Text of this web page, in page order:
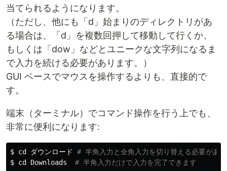
当てられるようになります。
（ただし、他にも「d」始まりのディレクトリがあ
る場合は、「d」を複数回押して移動して行くか、
もしくは「dow」などとユニークな文字列になるま
で入力を続ける必要があります。）
GUI ベースでマウスを操作するよりも、直接的で
す。
端末（ターミナル）でコマンド操作を行う上でも、
非常に便利になります:
$ cd ダウンロード # 半角入力と全角入力を切り替える必要があ
$ cd Downloads # 半角入力だけで入力を完了できます